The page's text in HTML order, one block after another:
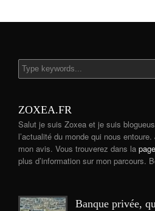
ZOXEA.FR
Salut je suis Zoxea et je suis
l’actualité du monde qui nous
mon avis. Vous trouverez dans la
plus d’information sur mon parcours.
Banque privée,